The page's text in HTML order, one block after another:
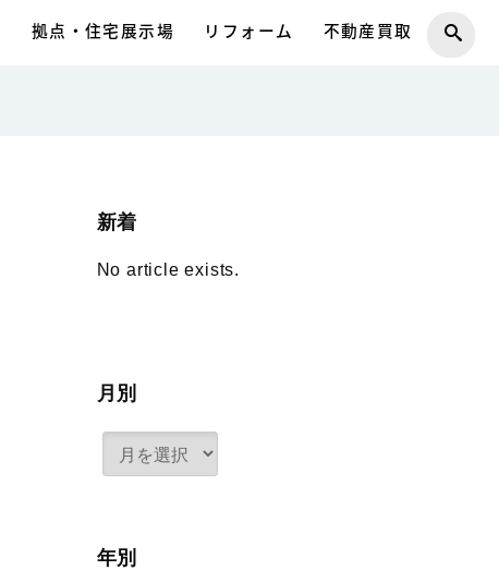
拠点・住宅展示場 リフォーム 不動産買取
新着
No article exists.
月別
年別